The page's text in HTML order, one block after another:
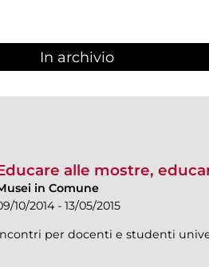
In archivio
alle mostre,
in Comune
10/2014 - 13/05/2015
per docenti e studenti